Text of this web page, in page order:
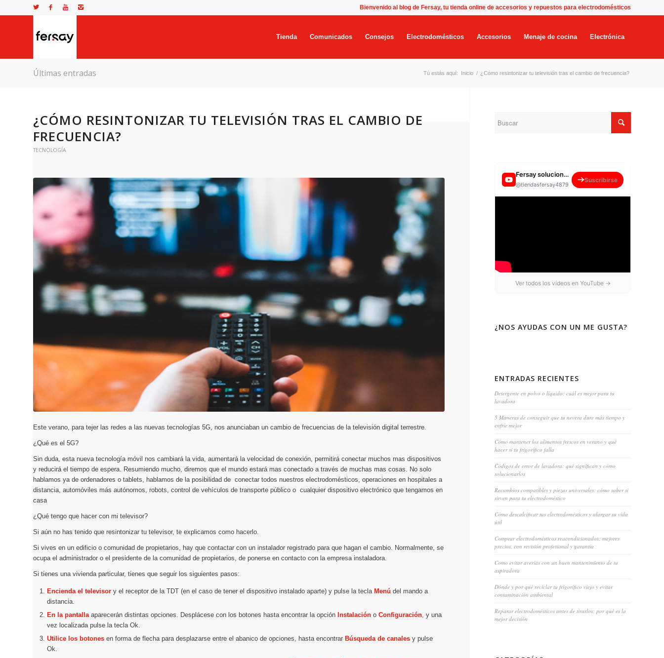
Bienvenido al blog de Fersay, tu tienda online de accesorios y repuestos para electrodomésticos
Tienda Comunicados Consejos Electrodomésticos Accesorios Menaje de cocina Electrónica
Últimas entradas Tú estás aquí: Inicio / ¿Cómo resintonizar tu televisión tras el cambio de frecuencia?
¿CÓMO RESINTONIZAR TU TELEVISIÓN TRAS EL CAMBIO DE
FRECUENCIA?
TECNOLOGÍA
Este verano, para tejer las redes a las nuevas tecnologías 5G, nos anunciaban un cambio de frecuencias de la televisión digital terrestre.
¿Qué es el 5G?
Sin duda, esta nueva tecnología móvil nos cambiará la vida, aumentará la velocidad de conexión, permitirá conectar muchos mas dispositivos
y reducirá el tiempo de espera. Resumiendo mucho, diremos que el mundo estará mas conectado a través de muchas mas cosas. No solo
hablamos ya de ordenadores o tablets, hablamos de la posibilidad de conectar todos nuestros electrodomésticos, operaciones en hospitales a
distancia, automóviles más autónomos, robots, control de vehículos de transporte público o cualquier dispositivo electrónico que tengamos en
casa
¿Qué tengo que hacer con mi televisor?
Si aún no has tenido que resintonizar tu televisor, te explicamos como hacerlo.
Si vives en un edificio o comunidad de propietarios, hay que contactar con un instalador registrado para que hagan el cambio. Normalmente, se
ocupa el administrador o el presidente de la comunidad de propietarios, de ponerse en contacto con la empresa instaladora.
Si tienes una vivienda particular, tienes que seguir los siguientes pasos:
Encienda el televisor y el receptor de la TDT (en el caso de tener el dispositivo instalado aparte) y pulse la tecla Menú del mando a
distancia.
En la pantalla aparecerán distintas opciones. Desplácese con los botones hasta encontrar la opción Instalación o Configuración , y una
vez localizada pulse la tecla Ok.
Utilice los botones en forma de flecha para desplazarse entre el abanico de opciones, hasta encontrar Búsqueda de canales y pulse
Ok.
Fersay soluciones para el hogar
@tiendasfersay4879
Suscribirse
Ver todos los vídeos en YouTube →
¿NOS AYUDAS CON UN ME GUSTA?
ENTRADAS RECIENTES
Detergente en polvo o líquido: cuál es mejor para tu
lavadora
5 Maneras de conseguir que tu nevera dure más tiempo y
enfríe mejor
Cómo mantener los alimentos frescos en verano y qué
hacer si tu frigorífico falla
Códigos de error de lavadora: qué significan y cómo
solucionarlos
Recambios compatibles y piezas universales: cómo saber si
sirven para tu electrodoméstico
Cómo descalcificar tus electrodomésticos y alargar su vida
útil
Comprar electrodomésticos reacondicionados: mejores
precios, con revisión profesional y garantía
Como evitar averías con un buen mantenimiento de tu
aspiradora
Dónde y por qué reciclar tu frigorífico viejo y evitar
contaminación ambiental
Reparar electrodomésticos antes de tirarlos: por qué es la
mejor decisión